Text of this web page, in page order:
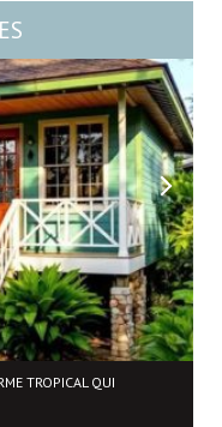
TROPICAL QUI